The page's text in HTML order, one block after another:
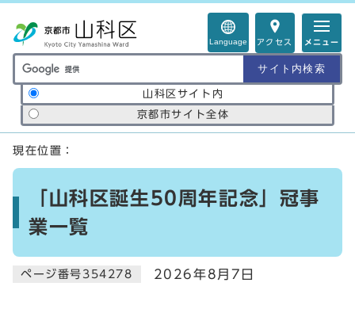
Language アクセス メニュー
サイト内検索の範囲
山科区サイト内
京都市サイト全体
ここから本文です
現在位置：
「山科区誕生50周年記念」冠事
業一覧
ページ番号354278 2026年8月7日